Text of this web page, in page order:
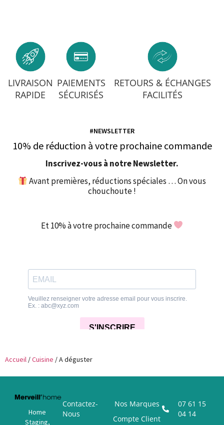
LIVRAISON
RAPIDE
PAIEMENTS
SÉCURISÉS
RETOURS & ÉCHANGES
FACILITÉS
#NEWSLETTER
10% de réduction à votre prochaine commande
Inscrivez-vous à notre Newsletter.
Avant premières, réductions spéciales … On vous
chouchoute !
Et 10% à votre prochaine commande
Accueil /Cuisine / A déguster
Home
Staging,
Contactez-
Nous
Nos Marques
Compte Client
07 61 15
04 14